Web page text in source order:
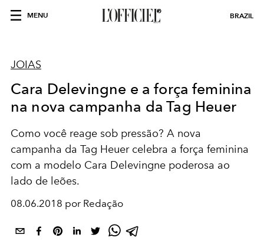
MENU BRAZIL
JOIAS
Cara Delevingne e a força feminina
na nova campanha da Tag Heuer
Como você reage sob pressão? A nova
campanha da Tag Heuer celebra a força feminina
com a modelo Cara Delevingne poderosa ao
lado de leões.
08.06.2018 por Redação